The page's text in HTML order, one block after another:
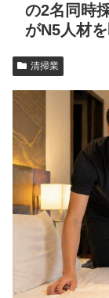
の2名同時
がN5人材
清掃業